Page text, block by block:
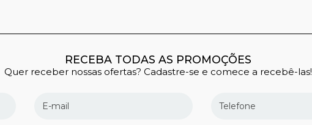
RECEBA TODAS AS PROMOÇÕES
Quer receber nossas ofertas? Cadastre-se e comece a recebê-las!